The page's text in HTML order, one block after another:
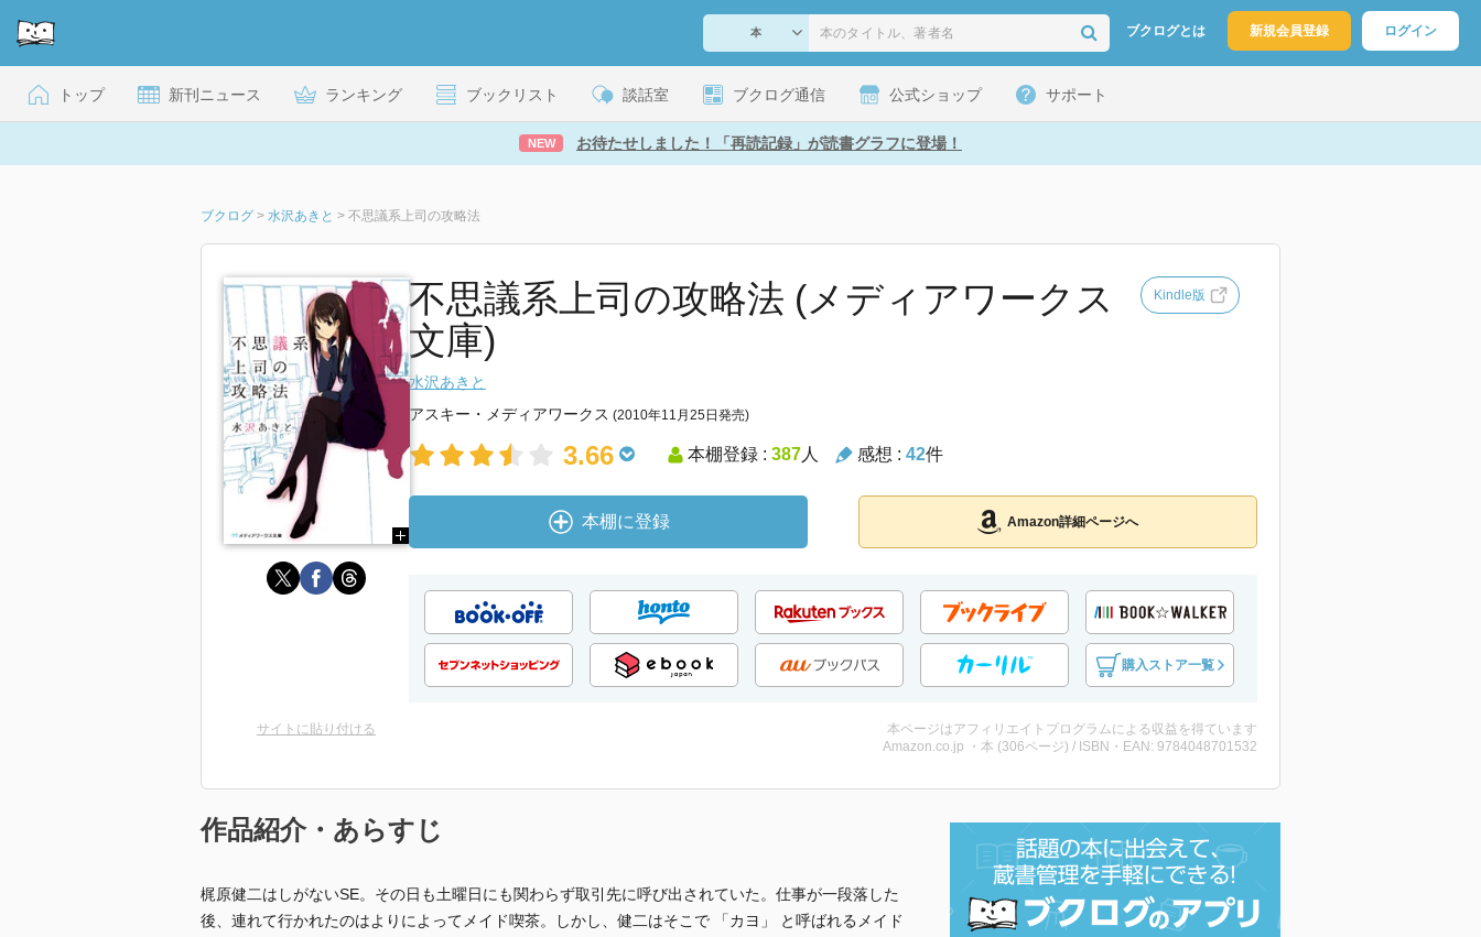
ブクログとは 新規会員登録 ログイン
トップ 新刊ニュース ランキング ブックリスト 談話室 ブクログ通信 公式ショップ サポート
NEW お待たせしました！「再読記録」が読書グラフに登場！
ブクログ > 水沢あきと > 不思議系上司の攻略法
不思議系上司の攻略法 (メディアワークス
文庫)
Kindle版
水沢あきと
アスキー・メディアワークス (2010年11月25日発売)
3.66 本棚登録 : 387人 感想 : 42件
本棚に登録 Amazon詳細ページへ
購入ストア一覧
サイトに貼り付ける
本ページはアフィリエイトプログラムによる収益を得ています
Amazon.co.jp ・本 (306ページ) / ISBN・EAN: 9784048701532
作品紹介・あらすじ
梶原健二はしがないSE。その日も土曜日にも関わらず取引先に呼び出されていた。仕事が一段落した
後、連れて行かれたのはよりによってメイド喫茶。しかし、健二はそこで 「カヨ」 と呼ばれるメイド